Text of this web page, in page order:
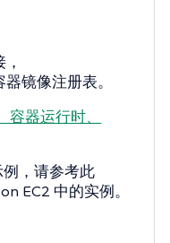
镜像注册表。
容器运行时、
，请参考此
EC2 中的实例。